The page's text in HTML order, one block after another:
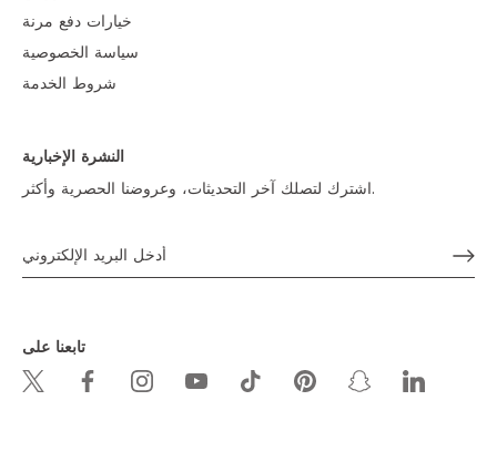
خيارات دفع مرنة
سياسة الخصوصية
شروط الخدمة
النشرة الإخبارية
اشترك لتصلك آخر التحديثات، وعروضنا الحصرية وأكثر.
تابعنا على